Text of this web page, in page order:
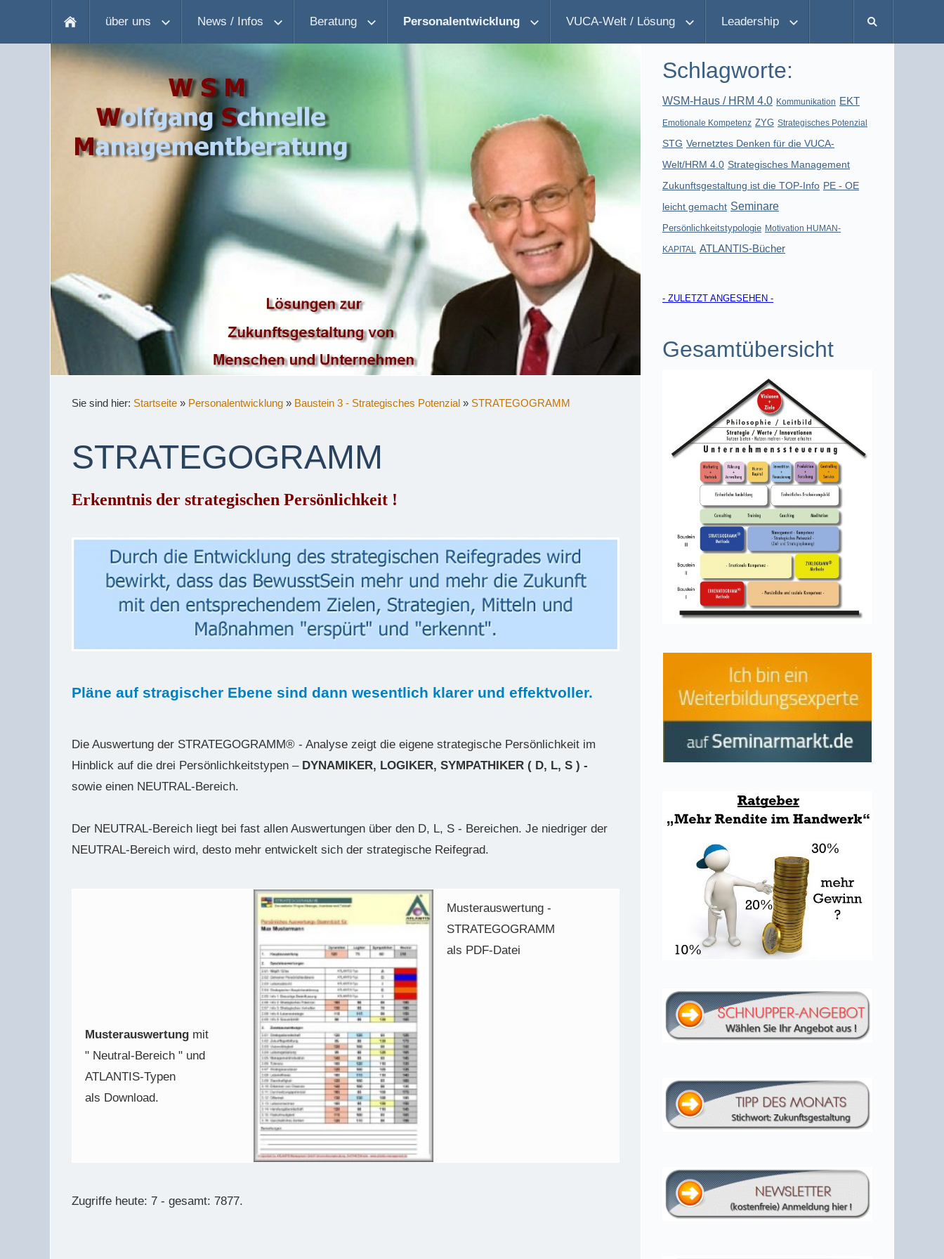
über uns News / Infos Beratung Personalentwicklung VUCA-Welt / Lösung Leadership
Sie sind hier: Startseite » Personalentwicklung » Baustein 3 - Strategisches Potenzial » STRATEGOGRAMM
STRATEGOGRAMM
Erkenntnis der strategischen Persönlichkeit !
Pläne auf stragischer Ebene sind dann wesentlich klarer und effektvoller.
Die Auswertung der STRATEGOGRAMM® - Analyse zeigt die eigene strategische Persönlichkeit im
Hinblick auf die drei Persönlichkeitstypen – DYNAMIKER, LOGIKER, SYMPATHIKER ( D, L, S ) -
sowie einen NEUTRAL-Bereich.
Der NEUTRAL-Bereich liegt bei fast allen Auswertungen über den D, L, S - Bereichen. Je niedriger der
NEUTRAL-Bereich wird, desto mehr entwickelt sich der strategische Reifegrad.
Musterauswertung mit
" Neutral-Bereich " und
ATLANTIS-Typen
als Download.
Musterauswertung -
STRATEGOGRAMM
als PDF-Datei
Zugriffe heute: 7 - gesamt: 7877.
Schlagworte:
WSM-Haus / HRM 4.0 Kommunikation EKT
Emotionale Kompetenz ZYG Strategisches Potenzial
STG Vernetztes Denken für die VUCA-
Welt/HRM 4.0 Strategisches Management
Zukunftsgestaltung ist die TOP-Info PE - OE
leicht gemacht Seminare
Persönlichkeitstypologie Motivation HUMAN-
KAPITAL ATLANTIS-Bücher
- ZULETZT ANGESEHEN -
Gesamtübersicht